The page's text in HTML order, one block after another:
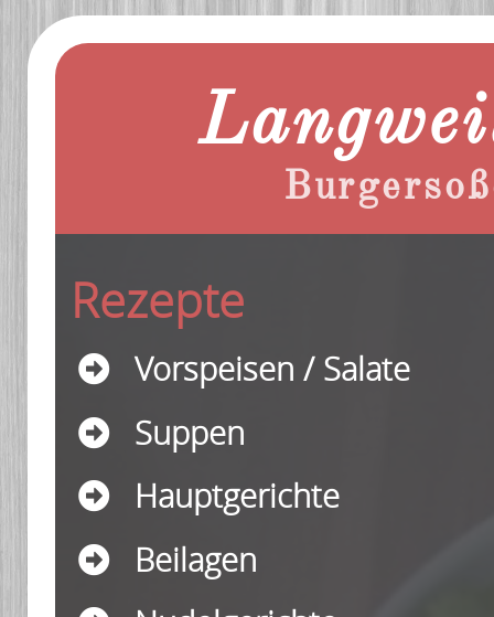
Rezepte
Vorspeisen / Salate
Suppen
Hauptgerichte
Beilagen